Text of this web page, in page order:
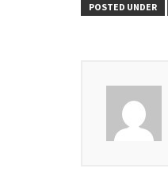
POSTED UNDER